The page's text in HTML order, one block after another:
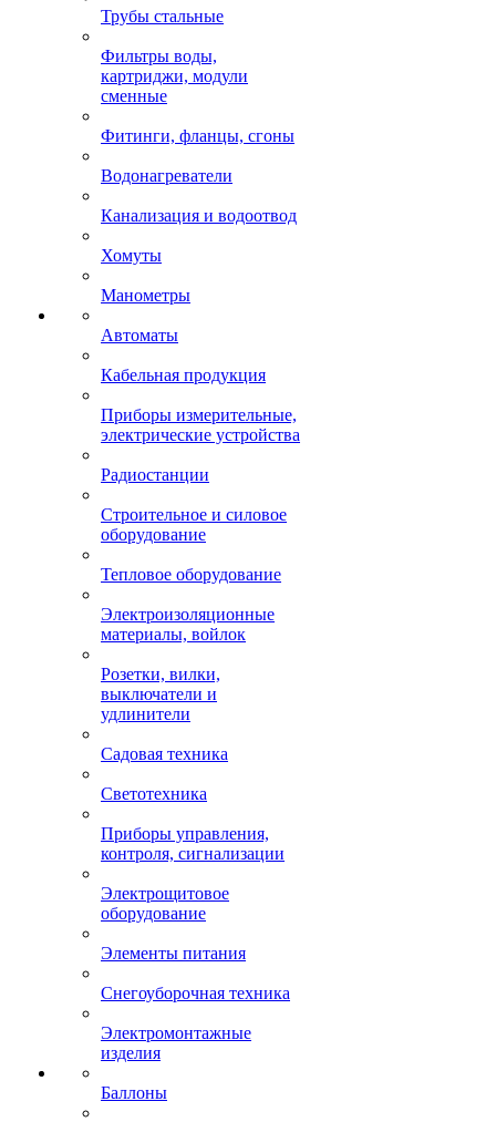
Трубы стальные
Фильтры воды,
картриджи, модули
сменные
Фитинги, фланцы, сгоны
Водонагреватели
Канализация и водоотвод
Хомуты
Манометры
Автоматы
Кабельная продукция
Приборы измерительные,
электрические устройства
Радиостанции
Строительное и силовое
оборудование
Тепловое оборудование
Электроизоляционные
материалы, войлок
Розетки, вилки,
выключатели и
удлинители
Садовая техника
Светотехника
Приборы управления,
контроля, сигнализации
Электрощитовое
оборудование
Элементы питания
Снегоуборочная техника
Электромонтажные
изделия
Баллоны